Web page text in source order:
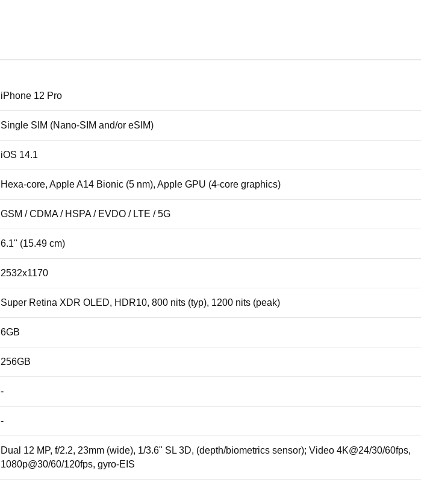
iPhone 12 Pro
Single SIM (Nano-SIM and/or eSIM)
iOS 14.1
Hexa-core, Apple A14 Bionic (5 nm), Apple GPU (4-core graphics)
GSM / CDMA / HSPA / EVDO / LTE / 5G
6.1" (15.49 cm)
2532x1170
Super Retina XDR OLED, HDR10, 800 nits (typ), 1200 nits (peak)
6GB
256GB
-
-
Dual 12 MP, f/2.2, 23mm (wide), 1/3.6" SL 3D, (depth/biometrics sensor); Video 4K@24/30/60fps,
1080p@30/60/120fps, gyro-EIS